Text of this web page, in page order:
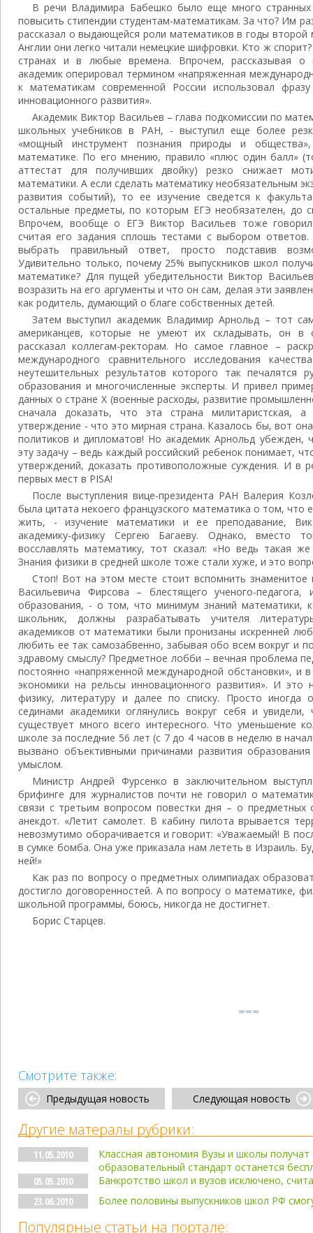
В речи Владимира Бабешко было еще много
повысить стипендии студентам-математикам. За что? Им
рассказал о выдающейся роли математиков в годы
Англии они легко читали немецкие шифровки. Кто ж
странах и в любые времена. Впрочем, рассказывая о
академик оперировал термином «напряженная
к математикам современной России использовал
инновационного развития».
Академик Виктор Васильев – глава подкомиссии по
школьных учебников в РАН, - выступил еще более
«мощный инструмент познания природы и
математике. По его мнению, правило «плюс один балл»
аттестат для получивших двойку) резко снижает
математики. А если сделать математику необязательным
развития событий), то ее изучение сведется к
остальные предметы, по которым ЕГЭ необязателен, до
Впрочем, вообще о ЕГЭ Виктор Васильев тоже говорил
считая его задания сплошь тестами с выбором
выбрать правильный ответ, просто подставив
Удивительно только, почему 25% выпускников школ
математике? Для пущей убедительности Виктор
возразить на его аргументы и что он сам, делая эти
как родитель, думающий о благе собственных детей.
Затем выступил академик Владимир Арнольд – тот
американцев, которые не умеют их складывать, он в
рассказал коллегам-ректорам. Но самое главное –
международного сравнительного исследования
неутешительных результатов которого так печалятся
образования и многочисленные эксперты. И привел
данных о стране Х (военные расходы, развитие
сначала доказать, что эта страна милитаристская,
утверждение - что это мирная страна. Казалось бы, вот
политиков и дипломатов! Но академик Арнольд убежден,
эту задачу – ведь каждый российский ребенок понимает,
утверждений, доказать противоположные суждения. И в
первых мест в PISA!
После выступления вице-президента РАН Валерия
была цитата некоего французского математика о том, что
жить, - изучение математики и ее преподавание,
академику-физику Сергею Багаеву. Однако, вместо
восславлять математику, тот сказал: «Но ведь такая
Знания физики в средней школе тоже стали хуже, и это
Стоп! Вот на этом месте стоит вспомнить знаменитое
Васильевича Фирсова – блестящего ученого-педагога,
образования, - о том, что минимум знаний математики,
школьник, должны разрабатывать учителя
академиков от математики были пронизаны искренней
любить ее так самозабвенно, забывая обо всем вокруг и
здравому смыслу? Предметное лобби – вечная проблема
постоянно «напряженной международной обстановки», и
экономики на рельсы инновационного развития». И
физику, литературу и далее по списку. Просто иногда
сединами академики оглянулись вокруг себя и
существует много всего интересного. Что уменьшение
школе за последние 56 лет (с 7 до 4 часов в неделю в
вызвано объективными причинами развития
умыслом.
Министр Андрей Фурсенко в заключительном
брифинге для журналистов почти не говорил о
связи с третьим вопросом повестки дня – о предметных
анекдот. «Летит самолет. В кабину пилота врывается
невозмутимо оборачивается и говорит: «Уважаемый! В
в сумке бомба. Она уже приказала нам лететь в Израиль.
ней!»
Как раз по вопросу о предметных олимпиадах
достигло договоренностей. А по вопросу о математике,
школьной программы, боюсь, никогда не достигнет.
Борис Старцев.
Смотрите также:
Предыдущая новость Следующая новость
Другие матералы рубрики:
11.05.2010
Классная автономия Вузы и школы
образовательный стандарт останется
05.05.2010
Банкротство школ и вузов исключено,
23.06.2010
Более половины выпускников школ РФ
Популярные статьи на портале: